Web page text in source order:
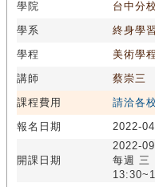
學院
台中分
學系
終身學
學程
美術學
講師
蔡崇三
課程費用
請洽各
報名日期
2022-
開課日期
2022-
每週 三